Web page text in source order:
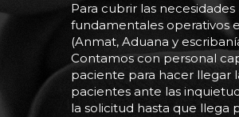
Para cubrir las
fundamentales operativos
(Anmat, Aduana y
Contamos con personal
paciente para hacer llegar
pacientes ante las
la solicitud hasta que llega